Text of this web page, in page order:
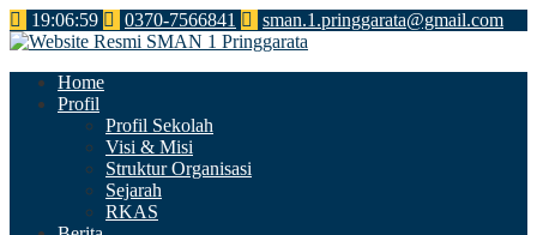
19:06:59 0370-7566841 sman.1.pringgarata@gmail.com
Home
Profil
Profil Sekolah
Visi & Misi
Struktur Organisasi
Sejarah
RKAS